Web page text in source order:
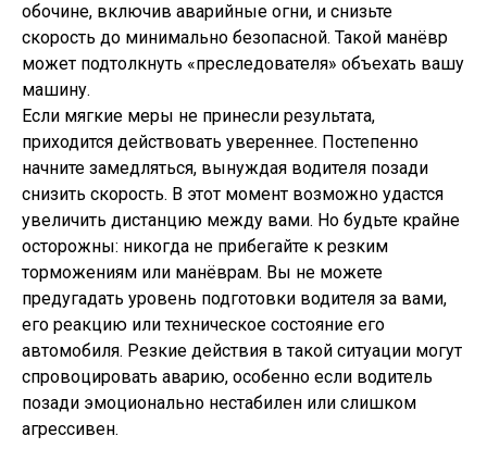
обочине, включив аварийные огни, и снизьте
скорость до минимально безопасной. Такой манёвр
может подтолкнуть «преследователя» объехать вашу
машину.
Если мягкие меры не принесли результата,
приходится действовать увереннее. Постепенно
начните замедляться, вынуждая водителя позади
снизить скорость. В этот момент возможно удастся
увеличить дистанцию между вами. Но будьте крайне
осторожны: никогда не прибегайте к резким
торможениям или манёврам. Вы не можете
предугадать уровень подготовки водителя за вами,
его реакцию или техническое состояние его
автомобиля. Резкие действия в такой ситуации могут
спровоцировать аварию, особенно если водитель
позади эмоционально нестабилен или слишком
агрессивен.